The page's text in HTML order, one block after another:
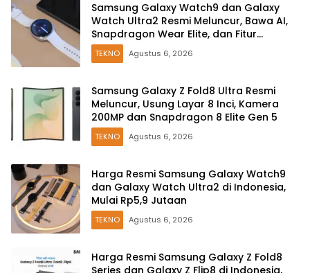
Samsung Galaxy Watch9 dan Galaxy
Watch Ultra2 Resmi Meluncur, Bawa AI,
Snapdragon Wear Elite, dan Fitur
Kesehatan Baru
TEKNO Agustus 6, 2026
Samsung Galaxy Z Fold8 Ultra Resmi
Meluncur, Usung Layar 8 Inci, Kamera
200MP dan Snapdragon 8 Elite Gen 5
TEKNO Agustus 6, 2026
Harga Resmi Samsung Galaxy Watch9
dan Galaxy Watch Ultra2 di Indonesia,
Mulai Rp5,9 Jutaan
TEKNO Agustus 6, 2026
Harga Resmi Samsung Galaxy Z Fold8